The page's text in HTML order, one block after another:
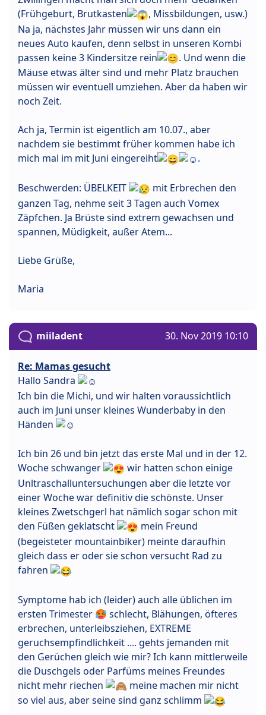
(Frühgeburt, Brutkasten
, Missbildungen, usw.)
Na ja, nächstes Jahr müssen wir uns dann ein
neues Auto kaufen, denn selbst in unseren Kombi
passen keine 3 Kindersitze rein
. Und wenn die
Mäuse etwas älter sind und mehr Platz brauchen
müssen wir eventuell umziehen. Aber da haben wir
noch Zeit.
Ach ja, Termin ist eigentlich am 10.07., aber
nachdem sie bestimmt früher kommen habe ich
mich mal im mit Juni eingereiht
.
Beschwerden: ÜBELKEIT
mit Erbrechen den
ganzen Tag, nehme seit 3 Tagen auch Vomex
Zäpfchen. Ja Brüste sind extrem gewachsen und
spannen, Müdigkeit, außer Atem...
Liebe Grüße,
Maria
miiladent 30. Nov 2019 10:10
Re: Mamas gesucht
Hallo Sandra
Ich bin die Michi, und wir halten voraussichtlich
auch im Juni unser kleines Wunderbaby in den
Händen
Ich bin 26 und bin jetzt das erste Mal und in der 12.
Woche schwanger
wir hatten schon einige
Unltraschalluntersuchungen aber die letzte vor
einer Woche war definitiv die schönste. Unser
kleines Zwetschgerl hat nämlich sogar schon mit
den Füßen geklatscht
mein Freund
(begeisteter mountainbiker) meinte daraufhin
gleich dass er oder sie schon versucht Rad zu
fahren
Symptome hab ich (leider) auch alle üblichen im
ersten Trimester 🥵 schlecht, Blähungen, öfteres
erbrechen, unterleibsziehen, EXTREME
geruchsempfindlichkeit .... gehts jemanden mit
den Gerüchen gleich wie mir? Ich kann mittlerweile
die Duschgels oder Parfüms meines Freundes
nicht mehr riechen
meine machen mir nicht
so viel aus, aber seine sind ganz schlimm